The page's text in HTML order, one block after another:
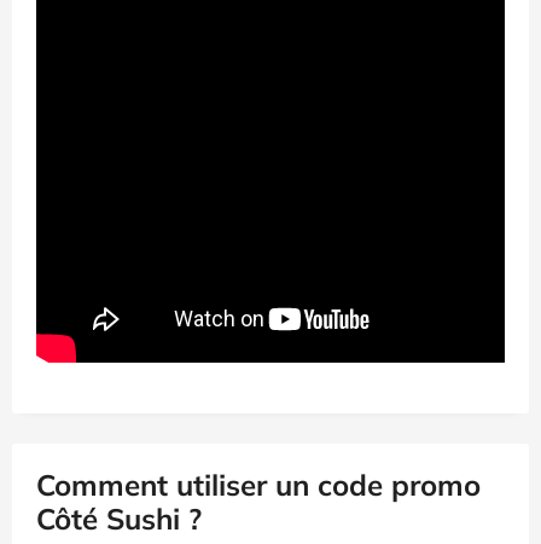
Comment utiliser un code promo
Côté Sushi ?